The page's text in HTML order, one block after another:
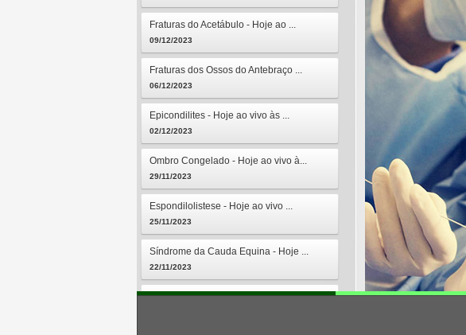
Fraturas do Acetábulo - Hoje ao ...
09/12/2023
Fraturas dos Ossos do Antebraço ...
06/12/2023
Epicondilites - Hoje ao vivo às ...
02/12/2023
Ombro Congelado - Hoje ao vivo à...
29/11/2023
Espondilolistese - Hoje ao vivo ...
25/11/2023
Síndrome da Cauda Equina - Hoje ...
22/11/2023
Osteomielites - Hoje ao vivo às ...